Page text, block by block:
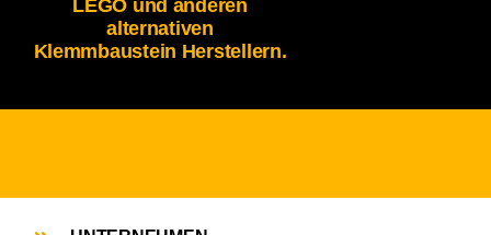
LEGO und anderen
alternativen
Klemmbaustein Herstellern.